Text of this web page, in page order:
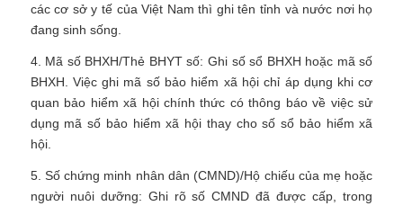
các cơ sở y tế của Việt Nam thì ghi tên tỉnh và nước nơi họ
đang sinh sống.
4. Mã số BHXH/Thẻ BHYT số: Ghi số sổ BHXH hoặc mã số
BHXH. Việc ghi mã số bảo hiểm xã hội chỉ áp dụng khi cơ
quan bảo hiểm xã hội chính thức có thông báo về việc sử
dụng mã số bảo hiểm xã hội thay cho số sổ bảo hiểm xã
hội.
5. Số chứng minh nhân dân (CMND)/Hộ chiếu của mẹ hoặc
người nuôi dưỡng: Ghi rõ số CMND đã được cấp, trong